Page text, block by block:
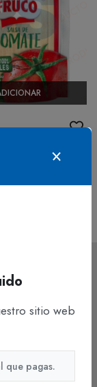
IVA incluido
con un grupo
sitio web
que pagas.